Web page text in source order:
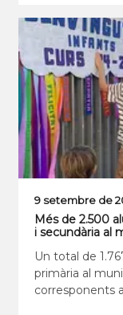
9 setembre de
Més de 2.500
i secundària al
Un total de
primària al
corresponents
centre amb